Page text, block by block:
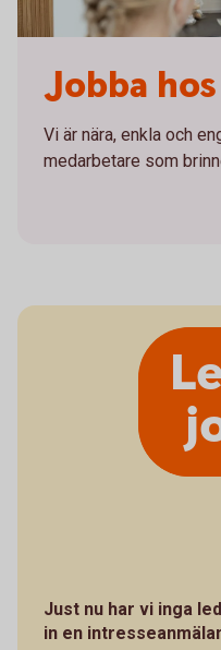
Jobba
Vi är nära, enkla och
medarbetare som
Just nu har vi inga
in en